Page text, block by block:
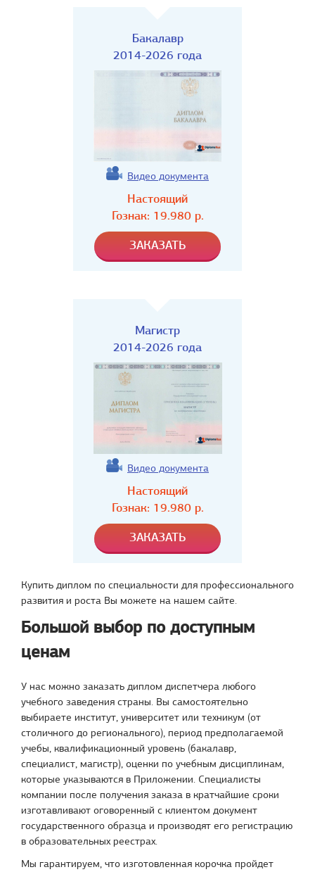
Бакалавр
2014-2026 года
Видео документа
Настоящий
Гознак: 19.980р.
Магистр
2014-2026 года
Видео документа
Настоящий
Гознак: 19.980р.
Купить диплом по специальности для профессионального
развития и роста Вы можете на нашем сайте.
Большой выбор по доступным
ценам
У нас можно заказать диплом диспетчера любого
учебного заведения страны. Вы самостоятельно
выбираете институт, университет или техникум (от
столичного до регионального), период предполагаемой
учебы, квалификационный уровень (бакалавр,
специалист, магистр), оценки по учебным дисциплинам,
которые указываются в Приложении. Специалисты
компании после получения заказа в кратчайшие сроки
изготавливают оговоренный с клиентом документ
государственного образца и производят его регистрацию
в образовательных реестрах.
Мы гарантируем, что изготовленная корочка пройдет